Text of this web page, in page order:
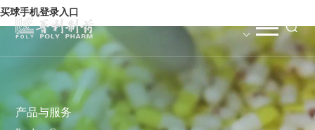
买球手机登录入口
产品与服务